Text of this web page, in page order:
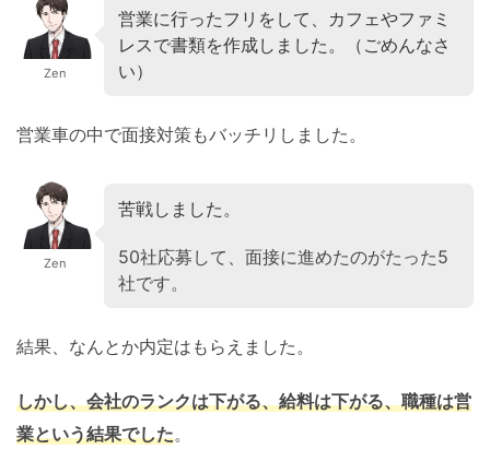
Zen
営業に行ったフリをして、カフェやファミ
レスで書類を作成しました。（ごめんなさ
い）
営業車の中で面接対策もバッチリしました。
Zen
苦戦しました。
50社応募して、面接に進めたのがたった5
社です。
結果、なんとか内定はもらえました。
しかし、会社のランクは下がる、給料は下がる、職種は営
業という結果でした。